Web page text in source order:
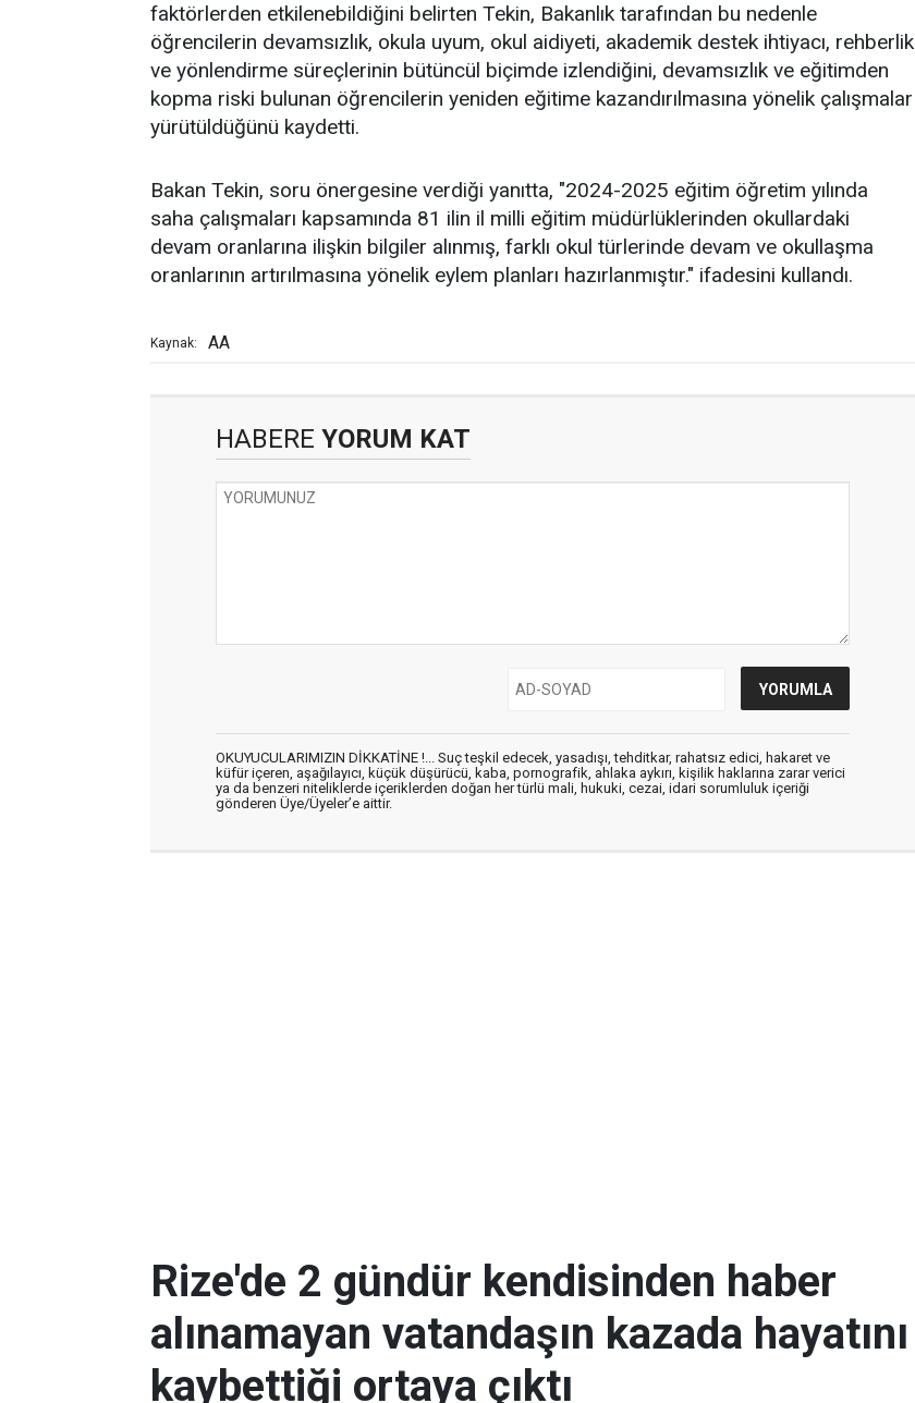
faktörlerden etkilenebildiğini belirten Tekin, Bakanlık tarafından bu nedenle
öğrencilerin devamsızlık, okula uyum, okul aidiyeti, akademik destek ihtiyacı, rehberlik
ve yönlendirme süreçlerinin bütüncül biçimde izlendiğini, devamsızlık ve eğitimden
kopma riski bulunan öğrencilerin yeniden eğitime kazandırılmasına yönelik çalışmalar
yürütüldüğünü kaydetti.
Bakan Tekin, soru önergesine verdiği yanıtta, "2024-2025 eğitim öğretim yılında
saha çalışmaları kapsamında 81 ilin il milli eğitim müdürlüklerinden okullardaki
devam oranlarına ilişkin bilgiler alınmış, farklı okul türlerinde devam ve okullaşma
oranlarının artırılmasına yönelik eylem planları hazırlanmıştır." ifadesini kullandı.
Kaynak: AA
HABERE YORUM KAT
OKUYUCULARIMIZIN DİKKATİNE !... Suç teşkil edecek, yasadışı, tehditkar, rahatsız edici, hakaret ve
küfür içeren, aşağılayıcı, küçük düşürücü, kaba, pornografik, ahlaka aykırı, kişilik haklarına zarar verici
ya da benzeri niteliklerde içeriklerden doğan her türlü mali, hukuki, cezai, idari sorumluluk içeriği
gönderen Üye/Üyeler’e aittir.
Rize'de 2 gündür kendisinden haber
alınamayan vatandaşın kazada hayatını
kaybettiği ortaya çıktı